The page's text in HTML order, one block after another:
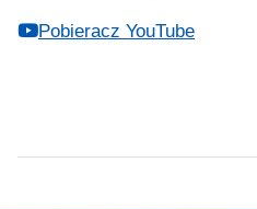
Pobieracz YouTube